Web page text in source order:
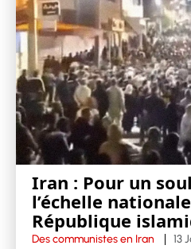
Iran : Pour un
l’échelle
République
Des communistes en Iran 13